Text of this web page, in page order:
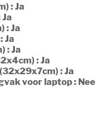
: Ja
: Ja
Ja
: Ja
: Ja
: Ja
voor laptop : Nee